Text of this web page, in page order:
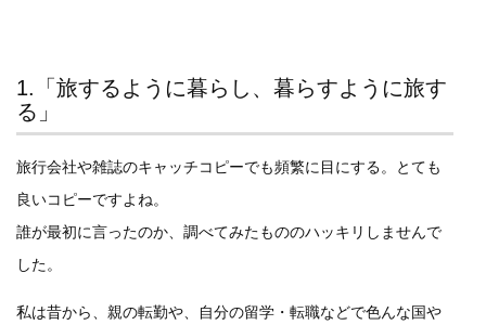
1.「旅するように暮らし、暮らすように旅す
る」
旅行会社や雑誌のキャッチコピーでも頻繁に目にする。とても
良いコピーですよね。
誰が最初に言ったのか、調べてみたもののハッキリしませんで
した。
私は昔から、親の転勤や、自分の留学・転職などで色んな国や